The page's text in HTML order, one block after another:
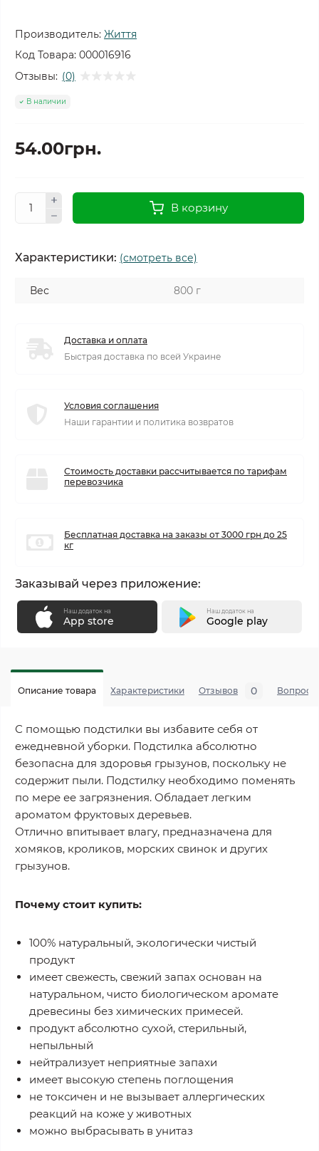
Производитель: Життя
Код Товара: 000016916
Отзывы: (0)
В наличии
54.00грн.
В корзину
Характеристики: (смотреть все)
Вес 800 г
Доставка и оплата
Быстрая доставка по всей Украине
Условия соглашения
Наши гарантии и политика возвратов
Стоимость доставки рассчитывается по тарифам
перевозчика
Бесплатная доставка на заказы от 3000 грн до 25
кг
Заказывай через приложение:
Наш додаток на
App store
Наш додаток на
Google play
Описание товара Характеристики Отзывов 0 Вопросы
С помощью подстилки вы избавите себя от
ежедневной уборки. Подстилка абсолютно
безопасна для здоровья грызунов, поскольку не
содержит пыли. Подстилку необходимо поменять
по мере ее загрязнения. Обладает легким
ароматом фруктовых деревьев.
Отлично впитывает влагу, предназначена для
хомяков, кроликов, морских свинок и других
грызунов.
Почему стоит купить:
100% натуральный, экологически чистый
продукт
имеет свежесть, свежий запах основан на
натуральном, чисто биологическом аромате
древесины без химических примесей.
продукт абсолютно сухой, стерильный,
непыльный
нейтрализует неприятные запахи
имеет высокую степень поглощения
не токсичен и не вызывает аллергических
реакций на коже у животных
можно выбрасывать в унитаз